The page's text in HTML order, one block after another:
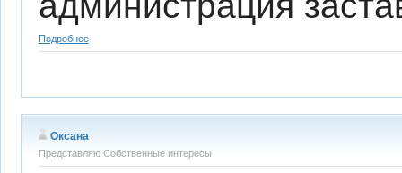
Подробнее
Оксана
Представляю Собственные интересы